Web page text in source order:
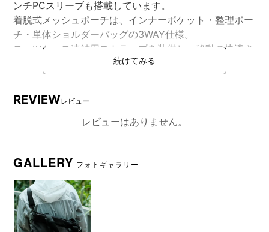
ンチPCスリーブも搭載しています。
着脱式メッシュポーチは、インナーポケット・整理ポー
チ・単体ショルダーバッグの3WAY仕様。
スーツケース連結用ストラップを装備し、移動の快適さ
日常から旅まで、都市生活のフレキシビリティを広げる
REVIEWレビュー
レビューはありません。
GALLERY フォトギャラリー